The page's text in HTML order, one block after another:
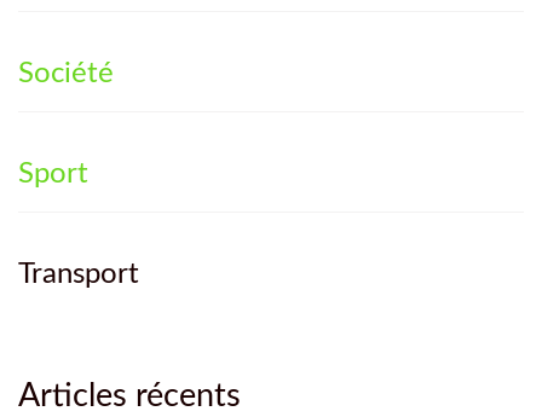
Société
Sport
Transport
Articles récents